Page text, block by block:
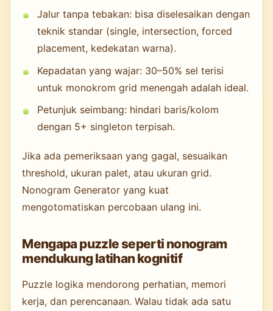
Jalur tanpa tebakan: bisa diselesaikan dengan
teknik standar (single, intersection, forced
placement, kedekatan warna).
Kepadatan yang wajar: 30–50% sel terisi
untuk monokrom grid menengah adalah ideal.
Petunjuk seimbang: hindari baris/kolom
dengan 5+ singleton terpisah.
Jika ada pemeriksaan yang gagal, sesuaikan
threshold, ukuran palet, atau ukuran grid.
Nonogram Generator yang kuat
mengotomatiskan percobaan ulang ini.
Mengapa puzzle seperti nonogram
mendukung latihan kognitif
Puzzle logika mendorong perhatian, memori
kerja, dan perencanaan. Walau tidak ada satu